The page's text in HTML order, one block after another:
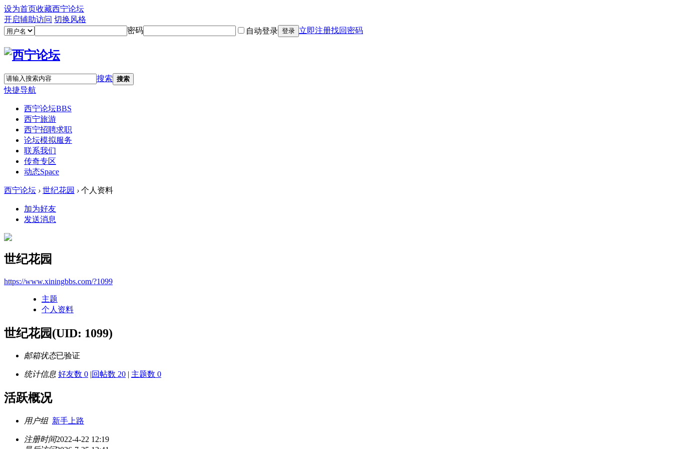
设为首页收藏西宁论坛
开启辅助访问 切换风格
密码
自动登录 登录 立即注册找回密码
搜索 搜索
快捷导航
西宁论坛BBS
西宁旅游
西宁招聘求职
论坛模拟服务
联系我们
传奇专区
动态Space
西宁论坛 › 世纪花园 › 个人资料
加为好友
发送消息
世纪花园
https://www.xiningbbs.com/?1099
主题
个人资料
世纪花园(UID: 1099)
邮箱状态已验证
统计信息 好友数 0 |回帖数 20 | 主题数 0
活跃概况
用户组 新手上路
注册时间2022-4-22 12:19